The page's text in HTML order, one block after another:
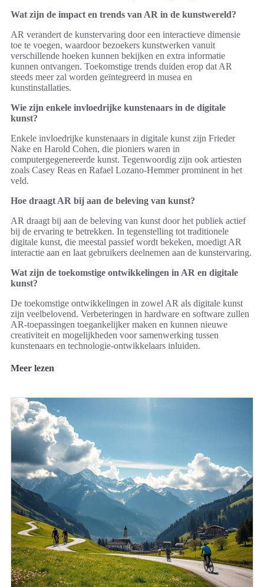
Wat zijn de impact en trends van AR in de kunstwereld?
AR verandert de kunstervaring door een interactieve dimensie
toe te voegen, waardoor bezoekers kunstwerken vanuit
verschillende hoeken kunnen bekijken en extra informatie
kunnen ontvangen. Toekomstige trends duiden erop dat AR
steeds meer zal worden geïntegreerd in musea en
kunstinstallaties.
Wie zijn enkele invloedrijke kunstenaars in de digitale
kunst?
Enkele invloedrijke kunstenaars in digitale kunst zijn Frieder
Nake en Harold Cohen, die pioniers waren in
computergegenereerde kunst. Tegenwoordig zijn ook artiesten
zoals Casey Reas en Rafael Lozano-Hemmer prominent in het
veld.
Hoe draagt AR bij aan de beleving van kunst?
AR draagt bij aan de beleving van kunst door het publiek actief
bij de ervaring te betrekken. In tegenstelling tot traditionele
digitale kunst, die meestal passief wordt bekeken, moedigt AR
interactie aan en laat gebruikers deelnemen aan de kunstervaring.
Wat zijn de toekomstige ontwikkelingen in AR en digitale
kunst?
De toekomstige ontwikkelingen in zowel AR als digitale kunst
zijn veelbelovend. Verbeteringen in hardware en software zullen
AR-toepassingen toegankelijker maken en kunnen nieuwe
creativiteit en mogelijkheden voor samenwerking tussen
kunstenaars en technologie-ontwikkelaars inluiden.
Meer lezen